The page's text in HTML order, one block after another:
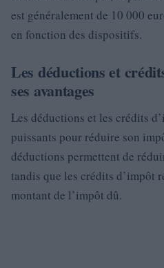
est généralement de 10 000
en fonction des dispositifs.
Les déductions et
ses avantages
Les déductions et les crédits
puissants pour réduire son
déductions permettent de
tandis que les crédits d’impôt
montant de l’impôt dû.